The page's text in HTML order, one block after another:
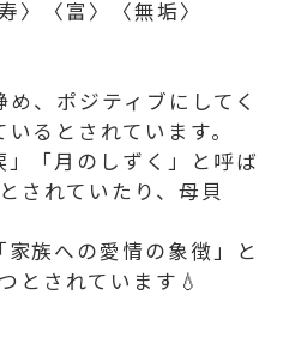
〉〈富〉〈無垢〉
、ポジティブにしてく
るとされています。
「月のしずく」と呼ば
されていたり、母貝
族への愛情の象徴」と
とされています💧